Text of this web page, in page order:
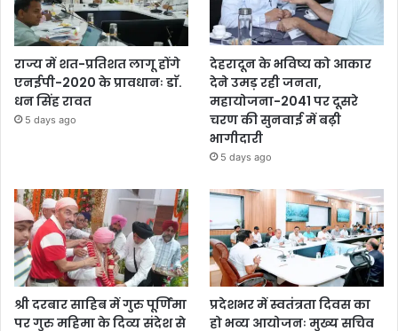
राज्य में शत-प्रतिशत लागू होंगे
एनईपी-2020 के प्रावधानः डाॅ.
धन सिंह रावत
5 days ago
देहरादून के भविष्य को आकार
देने उमड़ रही जनता,
महायोजना-2041 पर दूसरे
चरण की सुनवाई में बढ़ी
भागीदारी
5 days ago
श्री दरबार साहिब में गुरु पूर्णिमा
पर गुरु महिमा के दिव्य संदेश से
प्रदेशभर में स्वतंत्रता दिवस का
हो भव्य आयोजनः मुख्य सचिव